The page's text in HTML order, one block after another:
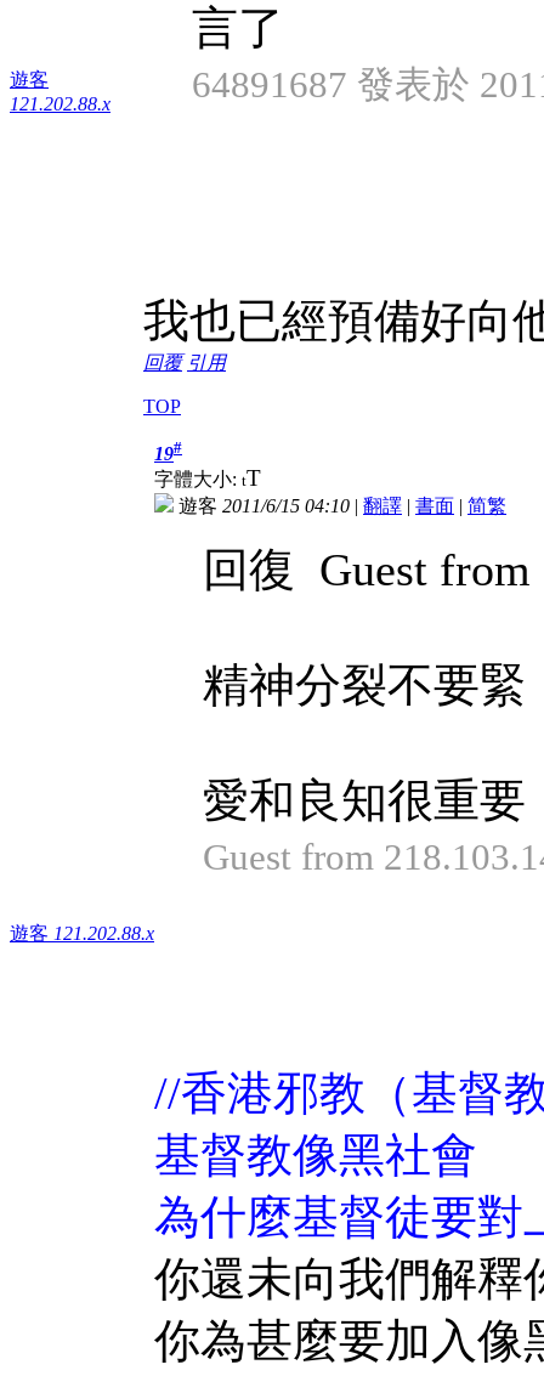
遊客
121.202.88.x
言了
64891687 發表於
我也已經預備好向
回覆 引用
TOP
遊客 121.202.88.x
19#
字體大小: tT
遊客 2011/6/15 04:10 | 翻譯 | 書面 | 简繁
回復 Guest from
精神分裂不要緊
愛和良知很重要
Guest from
//香港邪教（基督
基督教像黑社會
為什麼基督徒要對
你還未向我們解釋
你為甚麼要加入像